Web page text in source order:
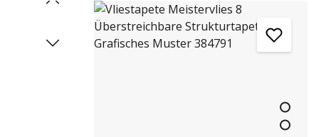
Bildergalerie überspringen